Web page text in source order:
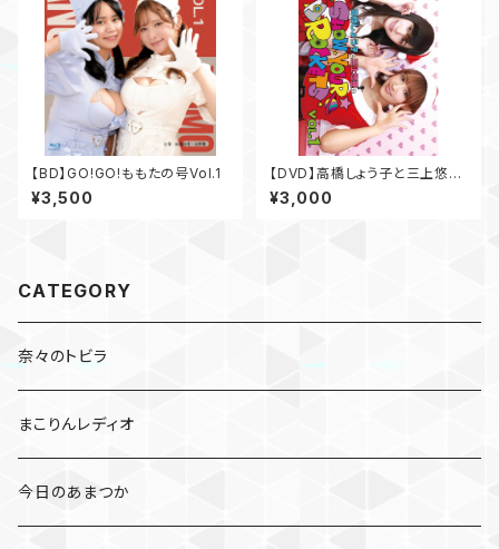
【BD】GO!GO!ももたの号Vol.1
¥3,500
【DVD】高橋しょう子と三上悠亜
のShow your rockets Vol.1
¥3,000
CATEGORY
奈々のトビラ
まこりんレディオ
今日のあまつか